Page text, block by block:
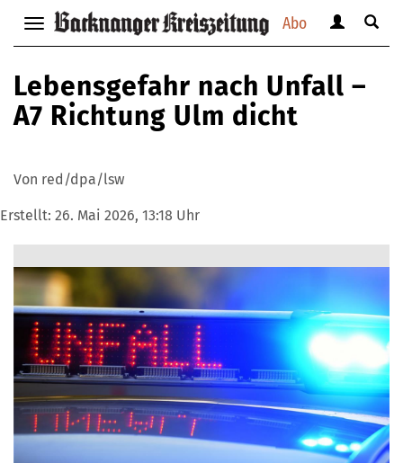
Abo
Navigation
anzeigen
verbergen
anzeigen
verbergen
Suche
Lebensgefahr nach Unfall –
A7 Richtung Ulm dicht
Von red/dpa/lsw
Erstellt: 26. Mai 2026, 13:18 Uhr